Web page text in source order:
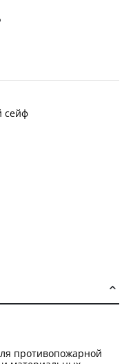
сейф
противопожарной